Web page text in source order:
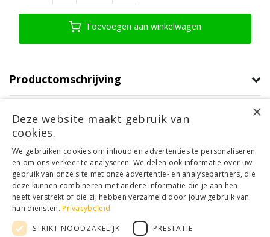
Toevoegen aan winkelwagen
Productomschrijving
Product informatie
Klantenservice
Mijn account
Categorieën
Contactgegevens
© Copyright 2026 - Houthandel Schrijver | RealisatieLadsgo.online
×
Deze website maakt gebruik van
cookies.
We gebruiken cookies om inhoud en advertenties te personaliseren
en om ons verkeer te analyseren. We delen ook informatie over uw
gebruik van onze site met onze advertentie- en analysepartners, die
deze kunnen combineren met andere informatie die je aan hen
heeft verstrekt of die zij hebben verzameld door jouw gebruik van
hun diensten.Privacybeleid
STRIKT NOODZAKELIJK
PRESTATIE